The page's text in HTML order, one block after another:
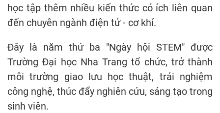
học tập thêm nhiều kiến thức có ích liên quan
đến chuyên ngành điện tử - cơ khí.
Đây là năm thứ ba "Ngày hội STEM" được
Trường Đại học Nha Trang tổ chức, trở thành
môi trường giao lưu học thuật, trải nghiệm
công nghệ, thúc đẩy nghiên cứu, sáng tạo trong
sinh viên.